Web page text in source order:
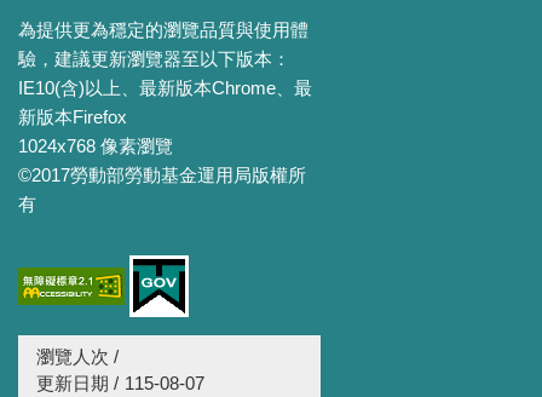
為提供更為穩定的瀏覽品質與使用體
驗，建議更新瀏覽器至以下版本：
IE10(含)以上、最新版本Chrome、最
新版本Firefox
1024x768 像素瀏覽
©2017勞動部勞動基金運用局版權所
有
瀏覽人次 /
更新日期 / 115-08-07